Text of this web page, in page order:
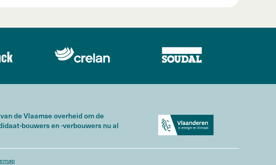
de Vlaamse overheid om de
bouwers en -verbouwers nu al